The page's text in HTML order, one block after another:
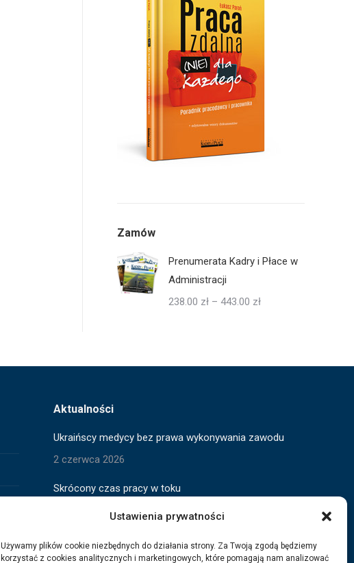
Ustawienia prywatności
Używamy plików cookie niezbędnych do działania strony. Za Twoją zgodą będziemy
korzystać z cookies analitycznych i marketingowych, które pomagają nam analizować
Zamów
Prenumerata Kadry i Płace w
Administracji
238.00 zł – 443.00 złZakres
Aktualności
Ukraińscy medycy bez prawa wykonywania zawodu
2 czerwca 2026
Skrócony czas pracy w toku
2 czerwca 2026
Wygaszanie pomocy dla Ukraińców